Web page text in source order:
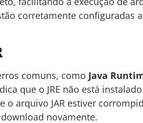
corretamente configuradas
comuns, como Java
que o JRE não está
arquivo JAR estiver
novamente.